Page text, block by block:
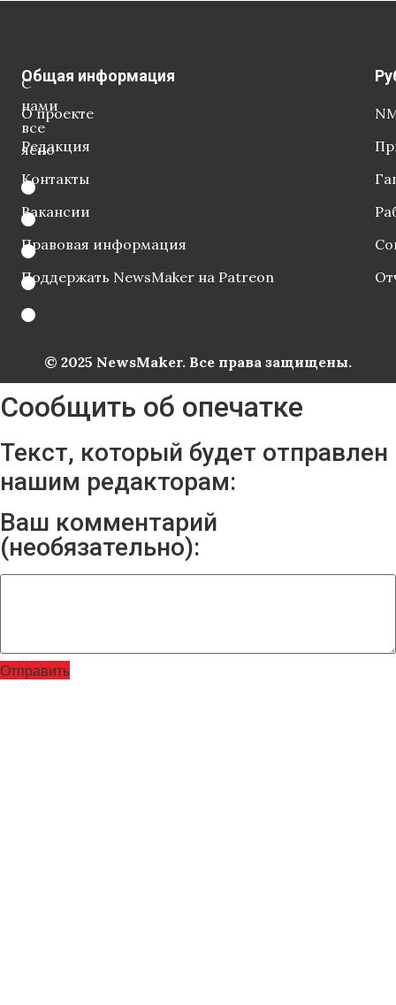
С
нами
все
ясно
Общая информация
О проекте
Редакция
Контакты
Вакансии
Правовая информация
Поддержать NewsMaker на Patreon
© 2025 NewsMaker. Все права защищены.
Сообщить об опечатке
Текст, который будет отправлен
нашим редакторам:
Ваш комментарий
(необязательно):
Отправить